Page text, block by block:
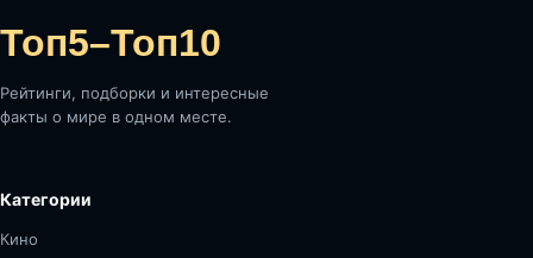
Топ5–Топ10
Рейтинги, подборки и интересные
факты о мире в одном месте.
Категории
Кино